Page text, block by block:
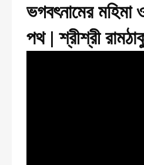
ভগবৎনামের মহিমা
পথ | শ্রীশ্রী